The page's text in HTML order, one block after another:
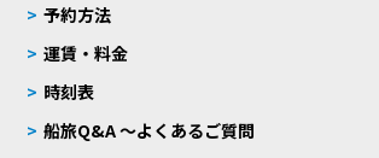
予約方法
運賃・料金
時刻表
船旅Q&A 〜よくあるご質問